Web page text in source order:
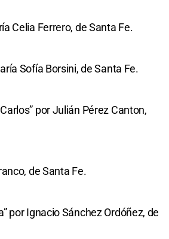
Celia Ferrero, de Santa Fe.
Sofía Borsini, de Santa Fe.
por Julián Pérez Canton,
de Santa Fe.
por Ignacio Sánchez Ordóñez, de